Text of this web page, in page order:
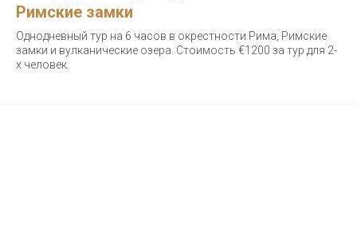
Римские замки
Однодневный тур на 6 часов в окрестности Рима, Римские
замки и вулканические озера. Стоимость €1200 за тур для 2-
х человек.